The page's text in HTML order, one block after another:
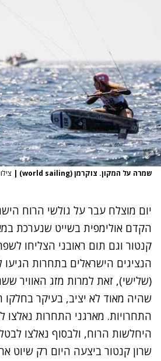
שמרה על המקון. צוקרמן (world sailing) |
יום מוצלח עבר על גולשי הרוח
הקדם אולימפית בשייט שנערכת
קנטור וגם תום ראובני הצליחו
הנציגים הישראלים בתחרות
(שלישי), זאת למרות מזג האוויר
שהיה מאוד לא יציב, בעיקר בחלקו
התחרויות. מארגני התחרות נאלצו
היחלשות הרוח, ולבסוף נאלצו
שרון קנטור ביצעה היום רק שיוט